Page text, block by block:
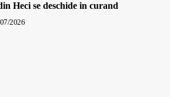
Heci se deschide in curand
2026